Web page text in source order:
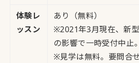
体験レ
ッスン
あり（無料）
※2021年3月現在、新
の影響で一時受付中止。
※見学は無料。要問合せ